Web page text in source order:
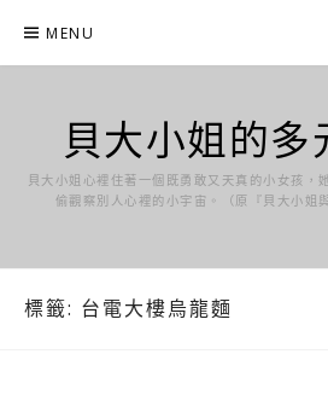
content
MENU
貝大小姐的多
貝大小姐心裡住著一個既勇敢又天真的小女孩，
偷觀察別人心裡的小宇宙。（原『貝大小姐
標籤: 台電大樓烏龍麵